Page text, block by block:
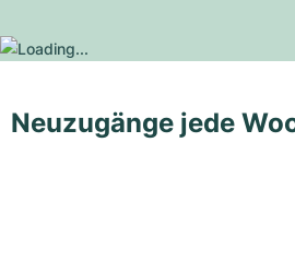
Neuzugänge jede